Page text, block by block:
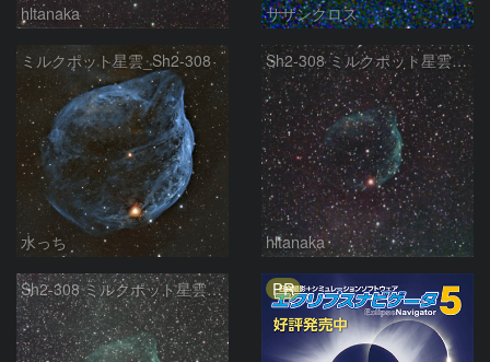
hltanaka サザンクロス
ミルクポット星雲_Sh2-308
水っち
Sh2-308 ミルクポット星雲 おおいぬ座
hltanaka
Sh2-308 ミルクポット星雲 イルカの頭星雲 おおおいぬ座 PR